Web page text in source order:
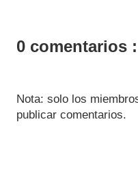
0 comentarios :
Nota: solo los
publicar comentarios.